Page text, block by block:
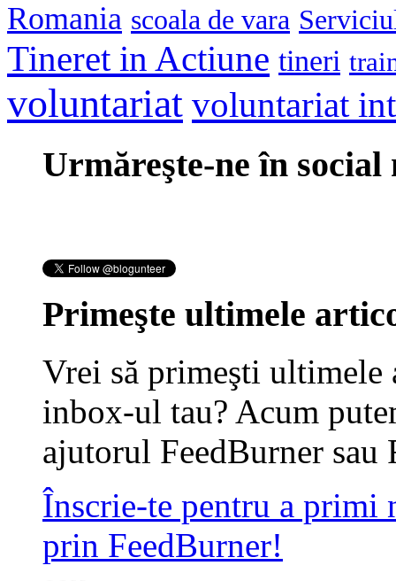
Romania scoala de vara
Tineret in Actiune tineri
voluntariat voluntariat
Urmăreşte-ne în social
Primeşte ultimele
Vrei să primeşti
inbox-ul tau? Acum
ajutorul FeedBurner sau
Înscrie-te pentru a primi
prin FeedBurner!